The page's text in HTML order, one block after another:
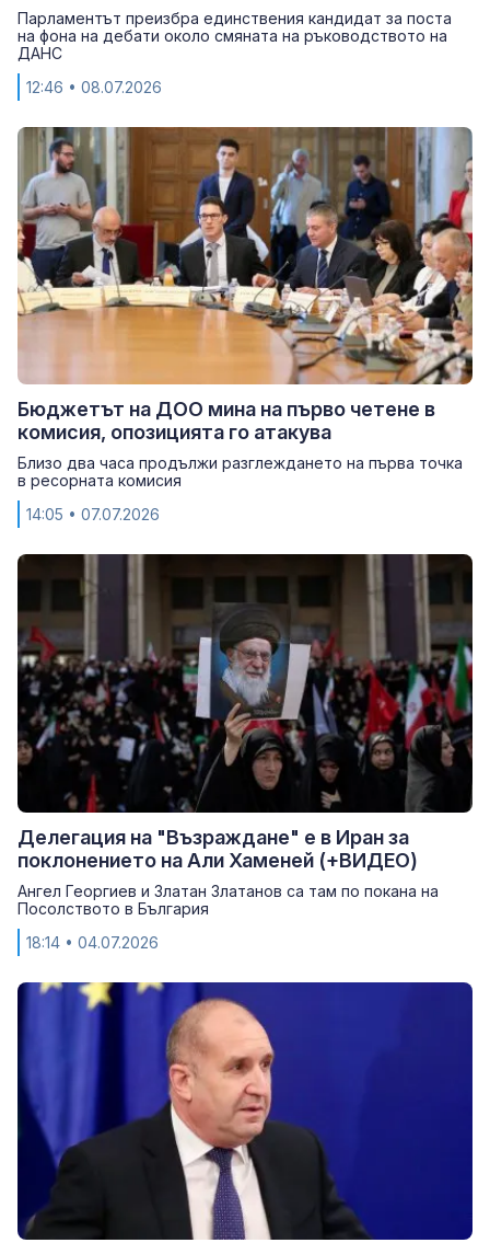
Парламентът преизбра единствения кандидат за поста
на фона на дебати около смяната на ръководството на
ДАНС
12:46 • 08.07.2026
Бюджетът на ДОО мина на първо четене в
комисия, опозицията го атакува
Близо два часа продължи разглеждането на първа точка
в ресорната комисия
14:05 • 07.07.2026
Делегация на "Възраждане" е в Иран за
поклонението на Али Хаменей (+ВИДЕО)
Ангел Георгиев и Златан Златанов са там по покана на
Посолството в България
18:14 • 04.07.2026